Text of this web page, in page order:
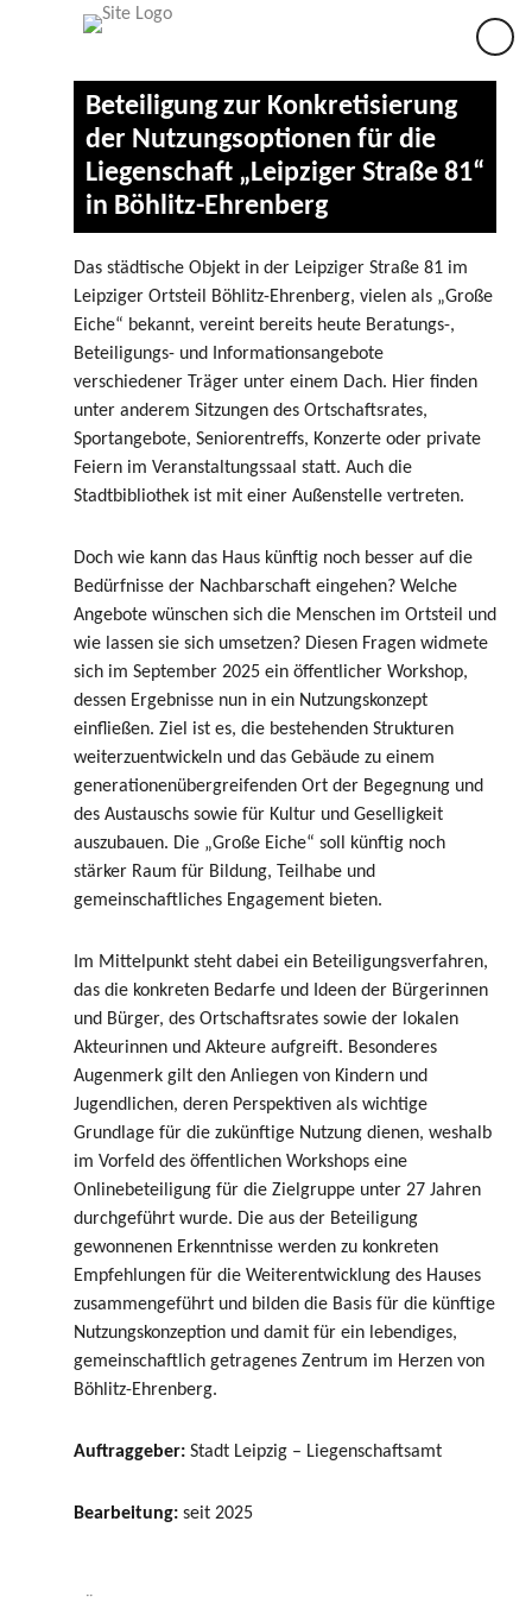
Beteiligung zur Konkretisierung
der Nutzungsoptionen für die
Liegenschaft „Leipziger Straße 81“
in Böhlitz-Ehrenberg
Das städtische Objekt in der Leipziger Straße 81 im
Leipziger Ortsteil Böhlitz-Ehrenberg, vielen als „Große
Eiche“ bekannt, vereint bereits heute Beratungs-,
Beteiligungs- und Informationsangebote
verschiedener Träger unter einem Dach. Hier finden
unter anderem Sitzungen des Ortschaftsrates,
Sportangebote, Seniorentreffs, Konzerte oder private
Feiern im Veranstaltungssaal statt. Auch die
Stadtbibliothek ist mit einer Außenstelle vertreten.
Doch wie kann das Haus künftig noch besser auf die
Bedürfnisse der Nachbarschaft eingehen? Welche
Angebote wünschen sich die Menschen im Ortsteil und
wie lassen sie sich umsetzen? Diesen Fragen widmete
sich im September 2025 ein öffentlicher Workshop,
dessen Ergebnisse nun in ein Nutzungskonzept
einfließen. Ziel ist es, die bestehenden Strukturen
weiterzuentwickeln und das Gebäude zu einem
generationenübergreifenden Ort der Begegnung und
des Austauschs sowie für Kultur und Geselligkeit
auszubauen. Die „Große Eiche“ soll künftig noch
stärker Raum für Bildung, Teilhabe und
gemeinschaftliches Engagement bieten.
Im Mittelpunkt steht dabei ein Beteiligungsverfahren,
das die konkreten Bedarfe und Ideen der Bürgerinnen
und Bürger, des Ortschaftsrates sowie der lokalen
Akteurinnen und Akteure aufgreift. Besonderes
Augenmerk gilt den Anliegen von Kindern und
Jugendlichen, deren Perspektiven als wichtige
Grundlage für die zukünftige Nutzung dienen, weshalb
im Vorfeld des öffentlichen Workshops eine
Onlinebeteiligung für die Zielgruppe unter 27 Jahren
durchgeführt wurde. Die aus der Beteiligung
gewonnenen Erkenntnisse werden zu konkreten
Empfehlungen für die Weiterentwicklung des Hauses
zusammengeführt und bilden die Basis für die künftige
Nutzungskonzeption und damit für ein lebendiges,
gemeinschaftlich getragenes Zentrum im Herzen von
Böhlitz-Ehrenberg.
Auftraggeber: Stadt Leipzig – Liegenschaftsamt
Bearbeitung: seit 2025